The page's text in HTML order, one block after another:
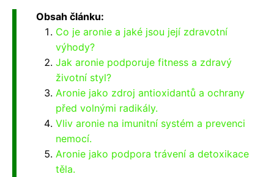
Obsah článku:
Co je aronie a jaké jsou její zdravotní
výhody?
Jak aronie podporuje fitness a zdravý
životní styl?
Aronie jako zdroj antioxidantů a ochrany
před volnými radikály.
Vliv aronie na imunitní systém a prevenci
nemocí.
Aronie jako podpora trávení a detoxikace
těla.